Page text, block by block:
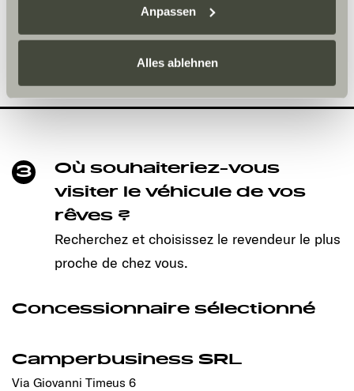
einzelne Cookies/Dienste in den Einstellungen aus,
erteilen Sie uns Ihre Einwilligung zur Verarbeitung Ihrer
freiwillig, für den Besuch der Website nicht erforderlich
und kann jederzeit über die Einstellungen widerrufen
werden. Klicken Sie auf Ablehnen, werden nur die
Ermöglichung der Seitennavigation erforderlich sind.
Anpassen
Alles ablehnen
Heure
3
Où souhaiteriez-vous
visiter le véhicule de vos
rêves ?
Recherchez et choisissez le revendeur le plus
proche de chez vous.
Concessionnaire sélectionné
Camperbusiness SRL
Via Giovanni Timeus 6